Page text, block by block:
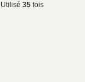
Utilisé 35 fois